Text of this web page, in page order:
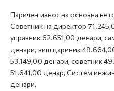
Паричен износ на основна
Советник на директор
управник 62.651,00 денари,
денари, виш цариник
53.149,00 денари, советник
51.641,00 денар, Систем
денари,